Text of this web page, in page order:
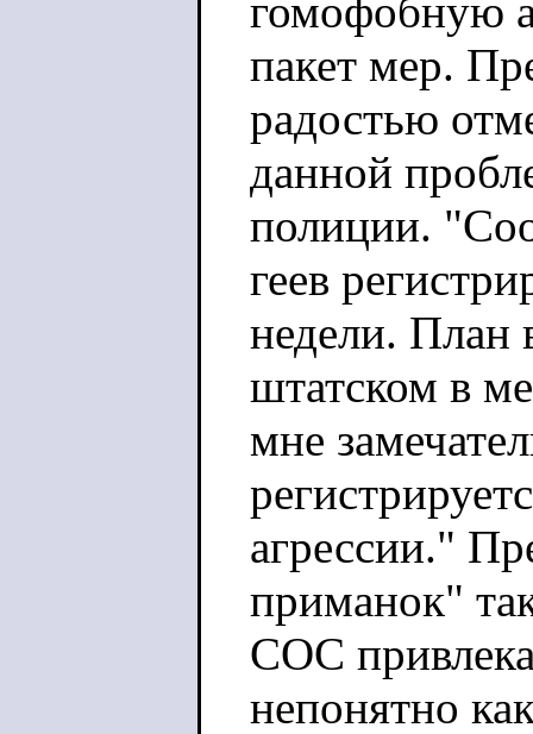
гомофобную
пакет мер.
радостью
данной
полиции.
геев
недели. План
штатском в
мне
агрессии."
приманок"
СОС
непонятно